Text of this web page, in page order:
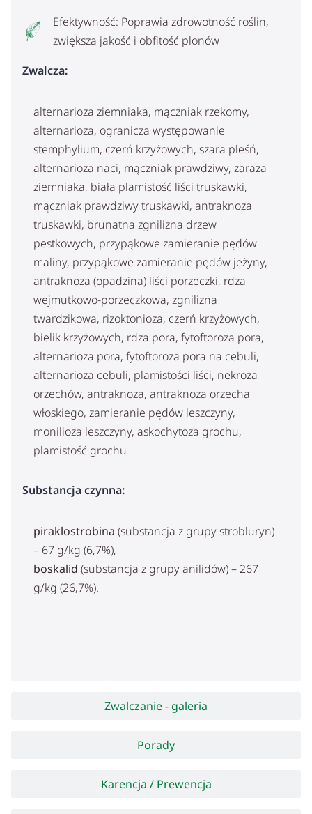
Zwalczanie - galeria
Porady
Karencja / Prewencja
Efektywność: Poprawia zdrowotność roślin,
zwiększa jakość i obfitość plonów
Zwalcza:
alternarioza ziemniaka, mączniak rzekomy,
alternarioza, ogranicza występowanie
stemphylium, czerń krzyżowych, szara pleśń,
alternarioza naci, mączniak prawdziwy, zaraza
ziemniaka, biała plamistość liści truskawki,
mączniak prawdziwy truskawki, antraknoza
truskawki, brunatna zgnilizna drzew
pestkowych, przypąkowe zamieranie pędów
maliny, przypąkowe zamieranie pędów jeżyny,
antraknoza (opadzina) liści porzeczki, rdza
wejmutkowo-porzeczkowa, zgnilizna
twardzikowa, rizoktonioza, czerń krzyżowych,
bielik krzyżowych, rdza pora, fytoftoroza pora,
alternarioza pora, fytoftoroza pora na cebuli,
alternarioza cebuli, plamistości liści, nekroza
orzechów, antraknoza, antraknoza orzecha
włoskiego, zamieranie pędów leszczyny,
monilioza leszczyny, askochytoza grochu,
plamistość grochu
Substancja czynna:
piraklostrobina (substancja z grupy strobluryn)
– 67 g/kg (6,7%),
boskalid (substancja z grupy anilidów) – 267
g/kg (26,7%).